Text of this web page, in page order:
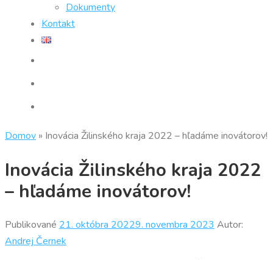
Dokumenty
Kontakt
Domov » Inovácia Žilinského kraja 2022 – hľadáme inovátorov!
Inovácia Žilinského kraja 2022
– hľadáme inovátorov!
Publikované 21. októbra 20229. novembra 2023 Autor:
Andrej Černek